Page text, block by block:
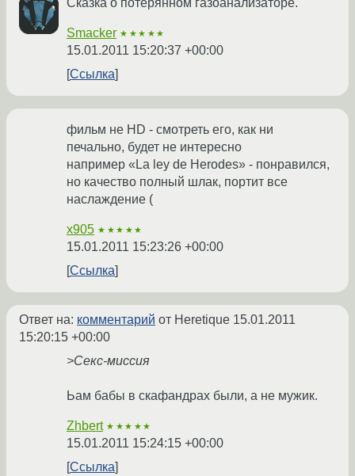
Сказка о потерянном газоанализаторе.
Smacker ★★★★★
15.01.2011 15:20:37 +00:00
Ссылка
фильм не HD - смотреть его, как ни
печально, будет не интересно
например «La ley de Herodes» - понравился,
но качество полный шлак, портит все
наслаждение (
x905 ★★★★★
15.01.2011 15:23:26 +00:00
Ссылка
Ответ на: комментарий от Heretique 15.01.2011
15:20:15 +00:00
>Секс-миссия
Ьам бабы в скафандрах были, а не мужик.
Zhbert ★★★★★
15.01.2011 15:24:15 +00:00
Ссылка